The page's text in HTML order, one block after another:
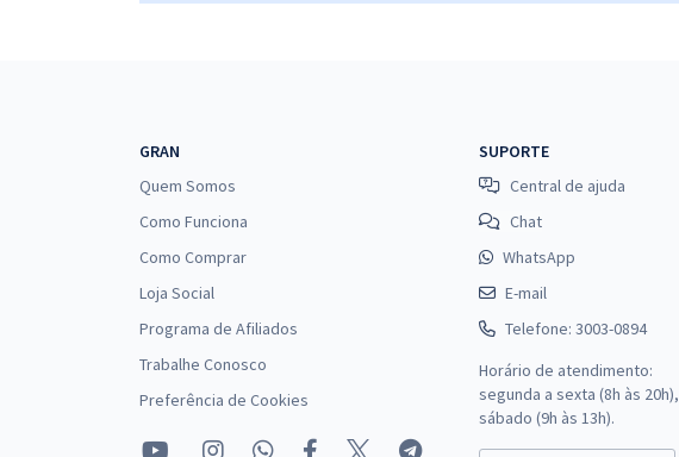
GRAN
Quem Somos
Como Funciona
Como Comprar
Loja Social
Programa de Afiliados
Trabalhe Conosco
Preferência de Cookies
SUPORTE
Central de ajuda
Chat
WhatsApp
E-mail
Telefone: 3003-0894
Horário de atendimento:
segunda a sexta (8h às 20h),
sábado (9h às 13h).